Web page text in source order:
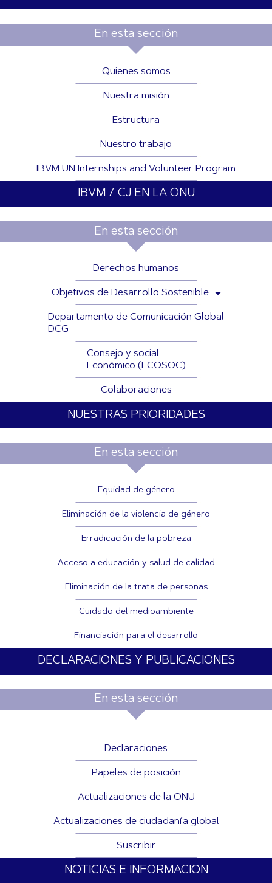
En esta sección
Quienes somos
Nuestra misión
Estructura
Nuestro trabajo
IBVM UN Internships and Volunteer Program
IBVM / CJ EN LA ONU
En esta sección
Derechos humanos
Objetivos de Desarrollo Sostenible
Departamento de Comunicación Global
DCG
Consejo y social
Económico (ECOSOC)
Colaboraciones
NUESTRAS PRIORIDADES
En esta sección
Equidad de género
Eliminación de la violencia de género
Erradicación de la pobreza
Acceso a educación y salud de calidad
Eliminación de la trata de personas
Cuidado del medioambiente
Financiación para el desarrollo
DECLARACIONES Y PUBLICACIONES
En esta sección
Declaraciones
Papeles de posición
Actualizaciones de la ONU
Actualizaciones de ciudadanía global
Suscribir
NOTICIAS E INFORMACION